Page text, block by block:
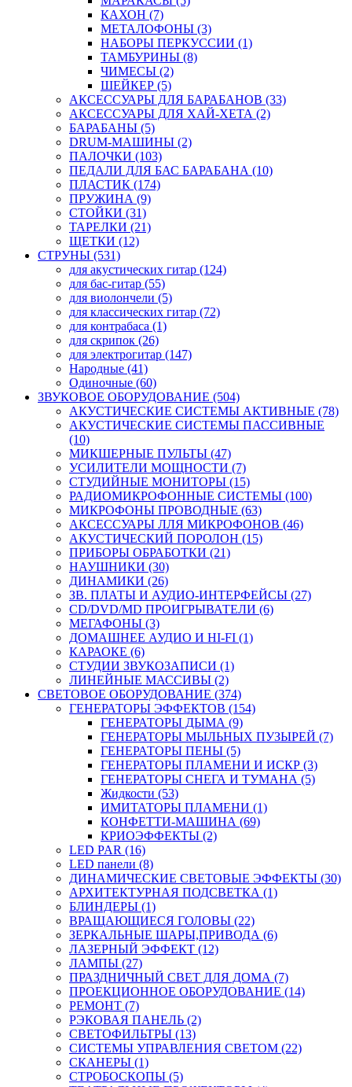
КАХОН (7)
МЕТАЛОФОНЫ (3)
НАБОРЫ ПЕРКУССИИ (1)
ТАМБУРИНЫ (8)
ЧИМЕСЫ (2)
ШЕЙКЕР (5)
АКСЕССУАРЫ ДЛЯ БАРАБАНОВ (33)
АКСЕССУАРЫ ДЛЯ ХАЙ-ХЕТА (2)
БАРАБАНЫ (5)
DRUM-МАШИНЫ (2)
ПАЛОЧКИ (103)
ПЕДАЛИ ДЛЯ БАС БАРАБАНА (10)
ПЛАСТИК (174)
ПРУЖИНА (9)
СТОЙКИ (31)
ТАРЕЛКИ (21)
ЩЕТКИ (12)
СТРУНЫ (531)
для акустических гитар (124)
для бас-гитар (55)
для виолончели (5)
для классических гитар (72)
для контрабаса (1)
для скрипок (26)
для электрогитар (147)
Народные (41)
Одиночные (60)
ЗВУКОВОЕ ОБОРУДОВАНИЕ (504)
АКУСТИЧЕСКИЕ СИСТЕМЫ АКТИВНЫЕ (78)
АКУСТИЧЕСКИЕ СИСТЕМЫ ПАССИВНЫЕ
(10)
МИКШЕРНЫЕ ПУЛЬТЫ (47)
УСИЛИТЕЛИ МОЩНОСТИ (7)
СТУДИЙНЫЕ МОНИТОРЫ (15)
РАДИОМИКРОФОННЫЕ СИСТЕМЫ (100)
МИКРОФОНЫ ПРОВОДНЫЕ (63)
АКСЕССУАРЫ ЛЛЯ МИКРОФОНОВ (46)
АКУСТИЧЕСКИЙ ПОРОЛОН (15)
ПРИБОРЫ ОБРАБОТКИ (21)
НАУШНИКИ (30)
ДИНАМИКИ (26)
ЗВ. ПЛАТЫ И АУДИО-ИНТЕРФЕЙСЫ (27)
CD/DVD/MD ПРОИГРЫВАТЕЛИ (6)
МЕГАФОНЫ (3)
ДОМАШНЕЕ АУДИО И HI-FI (1)
КАРАОКЕ (6)
СТУДИИ ЗВУКОЗАПИСИ (1)
ЛИНЕЙНЫЕ МАССИВЫ (2)
СВЕТОВОЕ ОБОРУДОВАНИЕ (374)
ГЕНЕРАТОРЫ ЭФФЕКТОВ (154)
ГЕНЕРАТОРЫ ДЫМА (9)
ГЕНЕРАТОРЫ МЫЛЬНЫХ ПУЗЫРЕЙ (7)
ГЕНЕРАТОРЫ ПЕНЫ (5)
ГЕНЕРАТОРЫ ПЛАМЕНИ И ИСКР (3)
ГЕНЕРАТОРЫ СНЕГА И ТУМАНА (5)
Жидкости (53)
ИМИТАТОРЫ ПЛАМЕНИ (1)
КОНФЕТТИ-МАШИНА (69)
КРИОЭФФЕКТЫ (2)
LED PAR (16)
LED панели (8)
ДИНАМИЧЕСКИЕ СВЕТОВЫЕ ЭФФЕКТЫ (30)
АРХИТЕКТУРНАЯ ПОДСВЕТКА (1)
БЛИНДЕРЫ (1)
ВРАЩАЮЩИЕСЯ ГОЛОВЫ (22)
ЗЕРКАЛЬНЫЕ ШАРЫ,ПРИВОДА (6)
ЛАЗЕРНЫЙ ЭФФЕКТ (12)
ЛАМПЫ (27)
ПРАЗДНИЧНЫЙ СВЕТ ДЛЯ ДОМА (7)
ПРОЕКЦИОННОЕ ОБОРУДОВАНИЕ (14)
РЕМОНТ (7)
РЭКОВАЯ ПАНЕЛЬ (2)
СВЕТОФИЛЬТРЫ (13)
СИСТЕМЫ УПРАВЛЕНИЯ СВЕТОМ (22)
СКАНЕРЫ (1)
СТРОБОСКОПЫ (5)